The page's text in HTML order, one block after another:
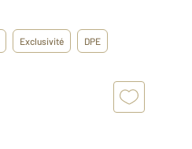
Exclusivité DPE